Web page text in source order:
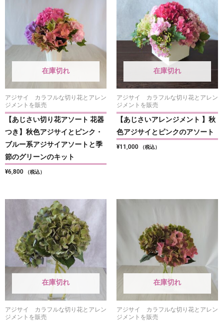
在庫切れ
アジサイ カラフルな切り花とアレン
ジメントを販売
【あじさい切り花アソート 花器
つき】秋色アジサイとピンク・
ブルー系アジサイアソートと季
節のグリーンのキット
¥6,800 （税込）
在庫切れ
アジサイ カラフルな切り花とアレン
ジメントを販売
【あじさいアレンジメント 】秋
色アジサイとピンクのアソート
¥11,000 （税込）
在庫切れ
アジサイ カラフルな切り花とアレン
ジメントを販売
在庫切れ
アジサイ カラフルな切り花とアレン
ジメントを販売